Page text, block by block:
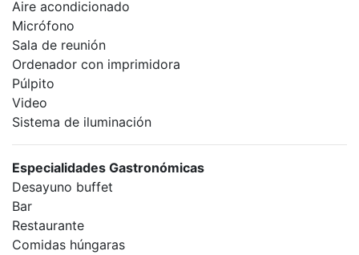
Aire acondicionado
Micrófono
Sala de reunión
Ordenador con imprimidora
Púlpito
Video
Sistema de iluminación
Especialidades Gastronómicas
Desayuno buffet
Bar
Restaurante
Comidas húngaras